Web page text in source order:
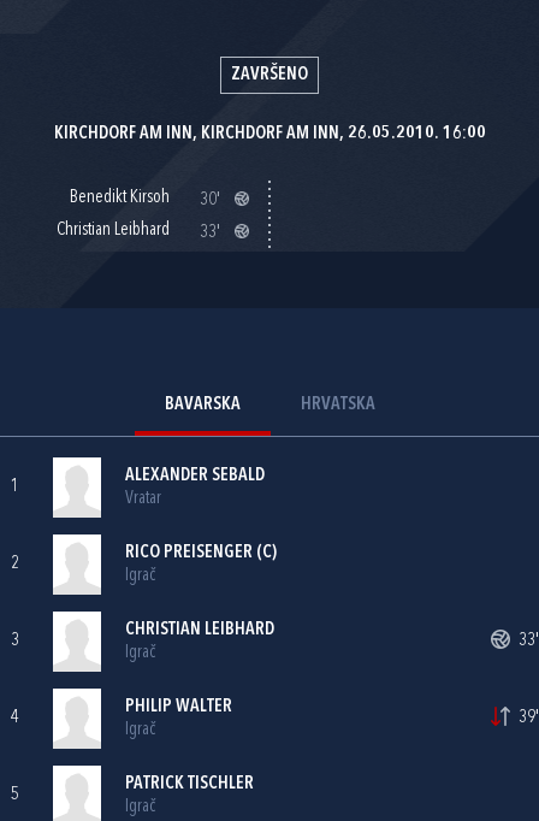
ZAVRŠENO
KIRCHDORF AM INN, KIRCHDORF AM INN, 26.05.2010. 16:00
Benedikt Kirsoh
30'
Christian Leibhard
33'
BAVARSKA HRVATSKA
1
ALEXANDER SEBALD
Vratar
2
RICO PREISENGER (C)
Igrač
3
CHRISTIAN LEIBHARD
Igrač
33'
4
PHILIP WALTER
Igrač
39'
5
PATRICK TISCHLER
Igrač